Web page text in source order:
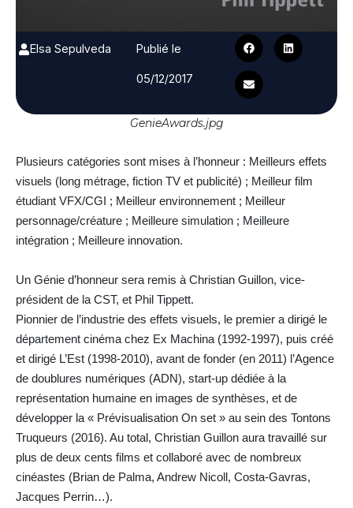
Elsa Sepulveda
Publié le
05/12/2017
GenieAwards.jpg
Plusieurs catégories sont mises à l’honneur : Meilleurs effets
visuels (long métrage, fiction TV et publicité) ; Meilleur film
étudiant VFX/CGI ; Meilleur environnement ; Meilleur
personnage/créature ; Meilleure simulation ; Meilleure
intégration ; Meilleure innovation.
Un Génie d’honneur sera remis à Christian Guillon, vice-
président de la CST, et Phil Tippett.
Pionnier de l’industrie des effets visuels, le premier a dirigé le
département cinéma chez Ex Machina (1992-1997), puis créé
et dirigé L’Est (1998-2010), avant de fonder (en 2011) l’Agence
de doublures numériques (ADN), start-up dédiée à la
représentation humaine en images de synthèses, et de
développer la « Prévisualisation On set » au sein des Tontons
Truqueurs (2016). Au total, Christian Guillon aura travaillé sur
plus de deux cents films et collaboré avec de nombreux
cinéastes (Brian de Palma, Andrew Nicoll, Costa-Gavras,
Jacques Perrin…).